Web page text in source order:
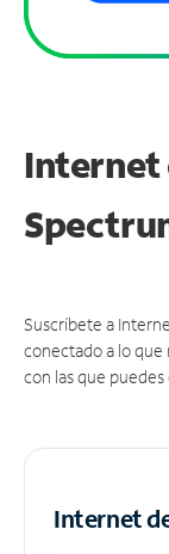
Internet
Suscríbete a
conectado a lo que
con las que puedes
Internet